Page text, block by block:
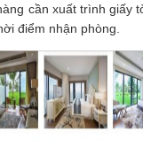
cần xuất trình giấy
điểm nhận phòng.